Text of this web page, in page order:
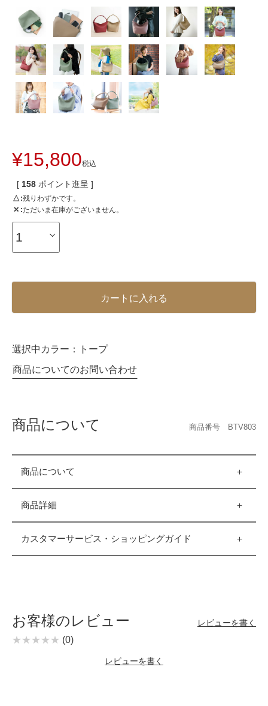
¥15,800税込
[ 158 ポイント進呈 ]
△ 残りわずかです。
✕ ただいま在庫がございません。
カートに入れる
選択中カラー：
トープ
商品についてのお問い合わせ
商品について 商品番号 BTV803
商品について
商品詳細
カスタマーサービス・ショッピングガイド
お客様のレビュー レビューを書く
(0)
レビューを書く